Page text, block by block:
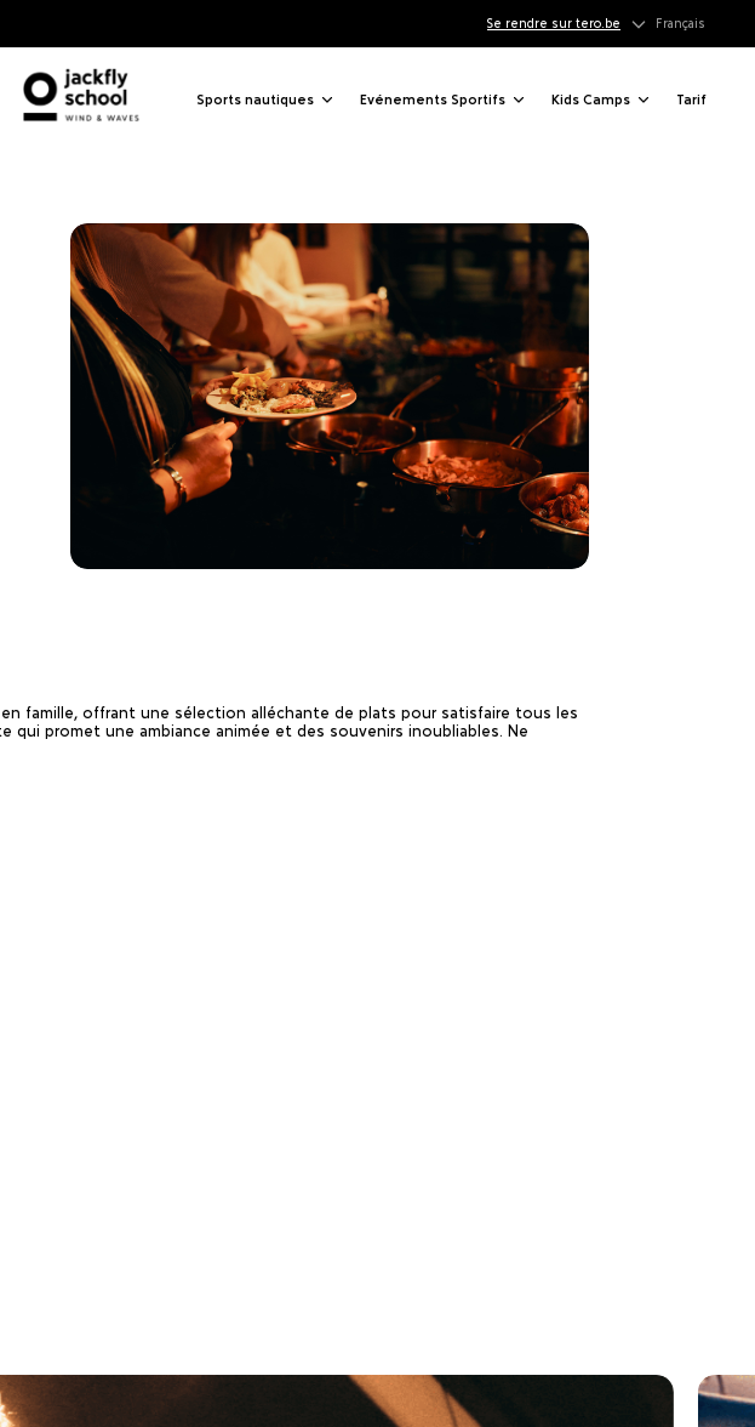
Se rendre sur tero.be Français
Sports nautiques Evénements Sportifs Kids Camps Tarif
famille, offrant une sélection alléchante de plats pour satisfaire tous les
qui promet une ambiance animée et des souvenirs inoubliables. Ne